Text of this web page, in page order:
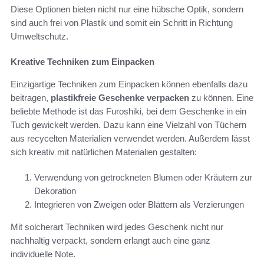
Diese Optionen bieten nicht nur eine hübsche Optik, sondern
sind auch frei von Plastik und somit ein Schritt in Richtung
Umweltschutz.
Kreative Techniken zum Einpacken
Einzigartige Techniken zum Einpacken können ebenfalls dazu
beitragen, plastikfreie Geschenke verpacken zu können. Eine
beliebte Methode ist das Furoshiki, bei dem Geschenke in ein
Tuch gewickelt werden. Dazu kann eine Vielzahl von Tüchern
aus recycelten Materialien verwendet werden. Außerdem lässt
sich kreativ mit natürlichen Materialien gestalten:
Verwendung von getrockneten Blumen oder Kräutern zur
Dekoration
Integrieren von Zweigen oder Blättern als Verzierungen
Mit solcherart Techniken wird jedes Geschenk nicht nur
nachhaltig verpackt, sondern erlangt auch eine ganz
individuelle Note.